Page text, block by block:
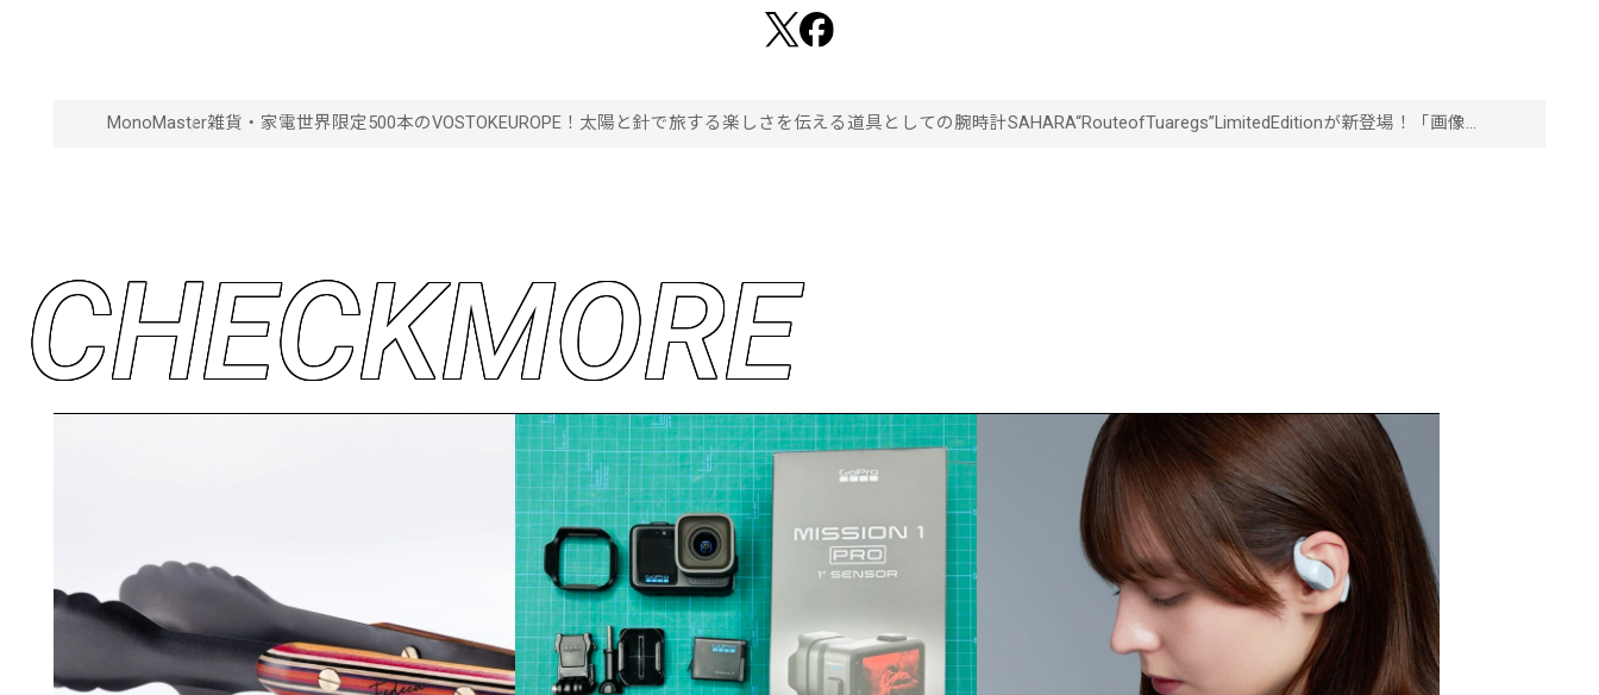
MonoMaster雑貨・家電世界限定500本のVOSTOKEUROPE！太陽と針で旅する楽しさを伝える道具としての腕時計SAHARA“RouteofTuaregs”LimitedEditionが新登場！「画像一
CHECKMORE